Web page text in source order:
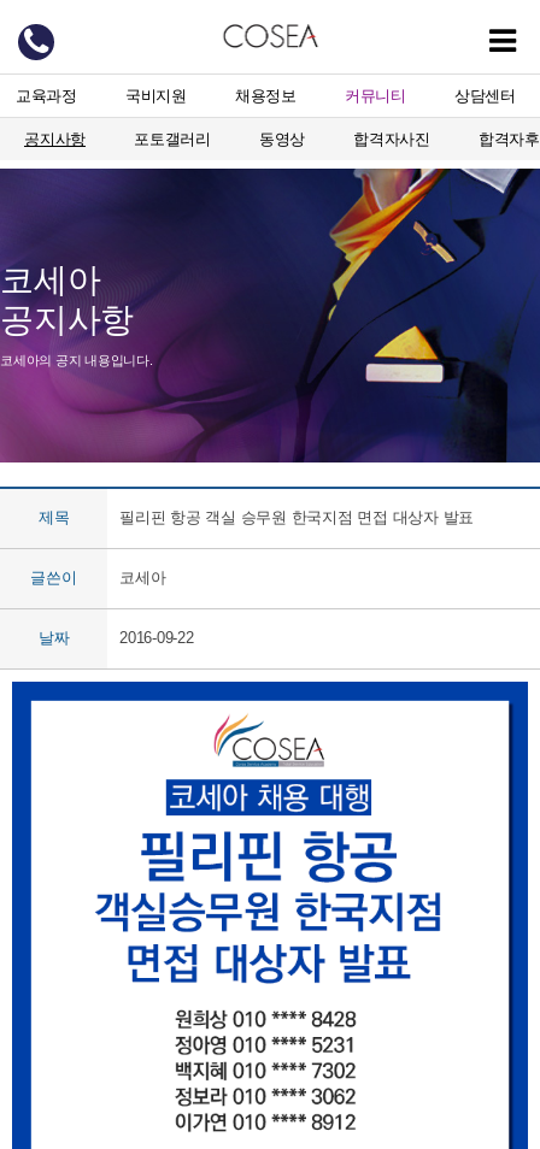
교육과정 국비지원 채용정보 커뮤니티 상담센터
공지사항 포토갤러리 동영상 합격자사진 합격자
코세아
공지사항
코세아의 공지 내용입니다.
제목 필리핀 항공 객실 승무원 한국지점 면접 대상자 발표
글쓴이 코세아
날짜 2016-09-22